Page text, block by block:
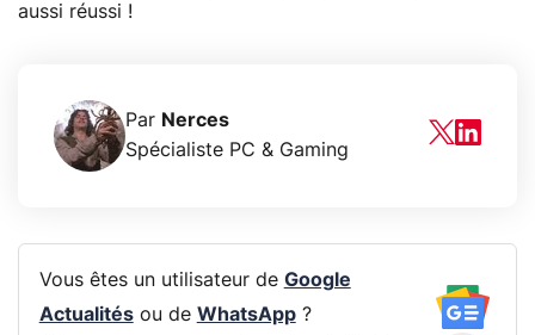
aussi réussi !
Par Nerces
Spécialiste PC & Gaming
Vous êtes un utilisateur de Google
Actualitésou de WhatsApp?